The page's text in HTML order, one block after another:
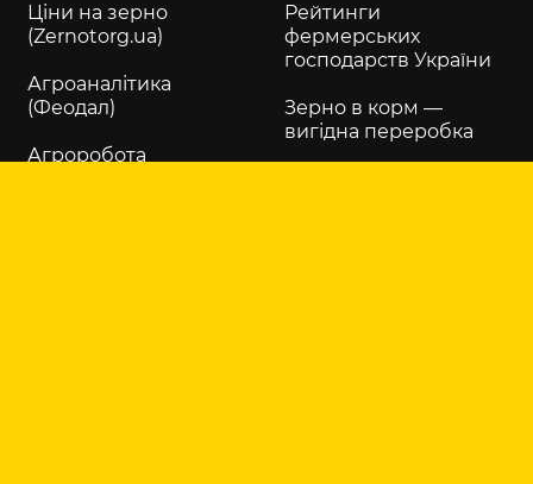
Ціни на зерно
(Zernotorg.ua)
Агроаналітика
(Феодал)
Агроробота
Рейтинги
фермерських
господарств України
Зерно в корм —
вигідна переробка